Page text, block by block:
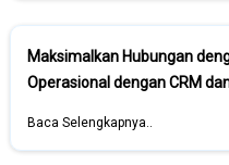
Maksimalkan Hubungan
Operasional dengan CRM
Baca Selengkapnya..